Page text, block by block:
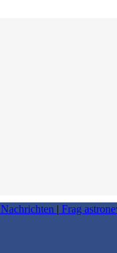
Nachrichten | Frag